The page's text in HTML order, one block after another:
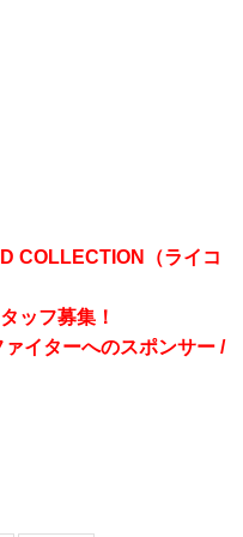
COLLECTION（ライコ
ッフ募集！
イターへのスポンサー /